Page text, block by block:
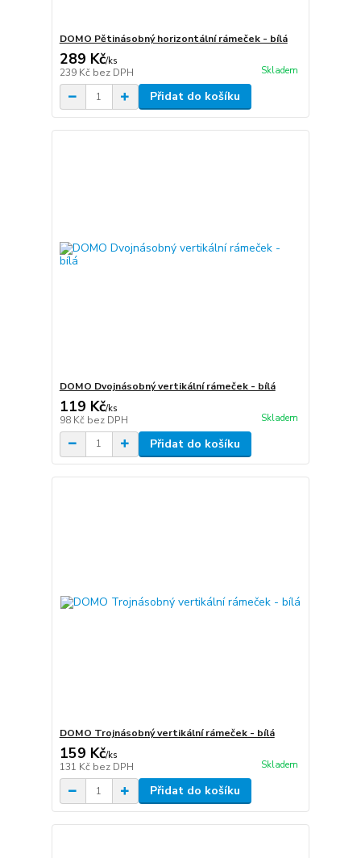
DOMO Pětinásobný horizontální rámeček - bílá
289 Kč/ks
239 Kč bez DPH Skladem
Přidat do košíku
DOMO Dvojnásobný vertikální rámeček - bílá
119 Kč/ks
98 Kč bez DPH Skladem
Přidat do košíku
DOMO Trojnásobný vertikální rámeček - bílá
159 Kč/ks
131 Kč bez DPH Skladem
Přidat do košíku